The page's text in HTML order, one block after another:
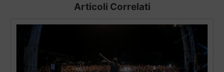
Articoli Correlati